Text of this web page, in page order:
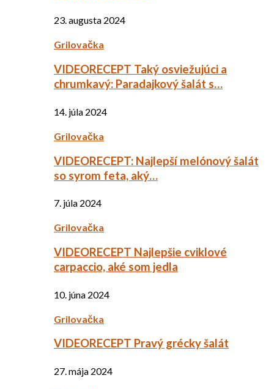
23. augusta 2024
Grilovačka
VIDEORECEPT Taký osviežujúci a
chrumkavý: Paradajkový šalát s…
14. júla 2024
Grilovačka
VIDEORECEPT: Najlepší melónový šalát
so syrom feta, aký…
7. júla 2024
Grilovačka
VIDEORECEPT Najlepšie cviklové
carpaccio, aké som jedla
10. júna 2024
Grilovačka
VIDEORECEPT Pravý grécky šalát
27. mája 2024